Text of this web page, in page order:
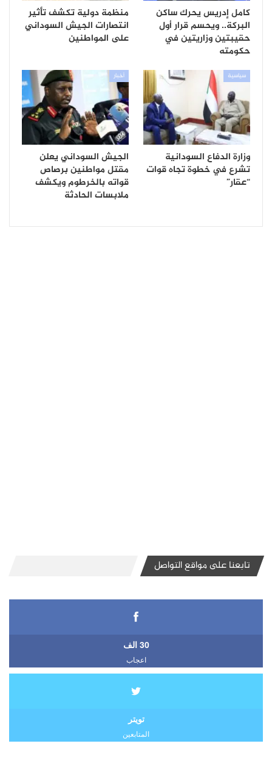
كامل إدريس يحرك ساكن
البركة.. ويحسم قرار أول
حقيبتين وزاريتين في
حكومته
منظمة دولية تكشف تأثير
انتصارات الجيش السوداني
على المواطنين
سياسية
وزارة الدفاع السودانية
تشرع في خطوة تجاه قوات
“عقار”
أخبار
الجيش السوداني يعلن
مقتل مواطنين برصاص
قواته بالخرطوم ويكشف
ملابسات الحادثة
تابعنا على مواقع التواصل
30 الف
اعجاب
تويتر
المتابعين